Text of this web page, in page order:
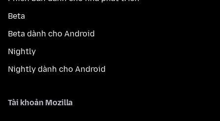
Beta
Beta dành cho Android
Nightly
Nightly dành cho Android
Tài khoản Mozilla